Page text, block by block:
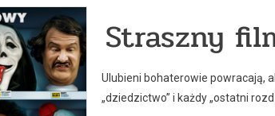
Straszny
Ulubieni bohaterowie powracają,
„dziedzictwo” i każdy „ostatni